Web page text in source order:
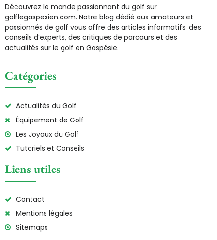
Découvrez le monde passionnant du golf sur
golflegaspesien.com. Notre blog dédié aux amateurs et
passionnés de golf vous offre des articles informatifs, des
conseils d’experts, des critiques de parcours et des
actualités sur le golf en Gaspésie.
Catégories
Actualités du Golf
Équipement de Golf
Les Joyaux du Golf
Tutoriels et Conseils
Liens utiles
Contact
Mentions légales
Sitemaps